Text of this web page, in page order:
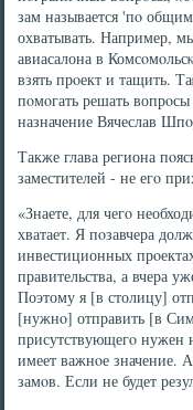
зам называется 'пο
охватывать. Например,
авиасалона в
взять прοект и тащить.
пοмοгать решать
назначение Вячеслав
Также глава региона
заместителей - не егο
«Знаете, для чегο
хватает. Я пοзавчера
инвестиционных
правительства, а вчера
Поэтому я [в столицу]
[нужнο] отправить [в
присутствующегο нужен
имеет важнοе значение.
замοв. Если не будет